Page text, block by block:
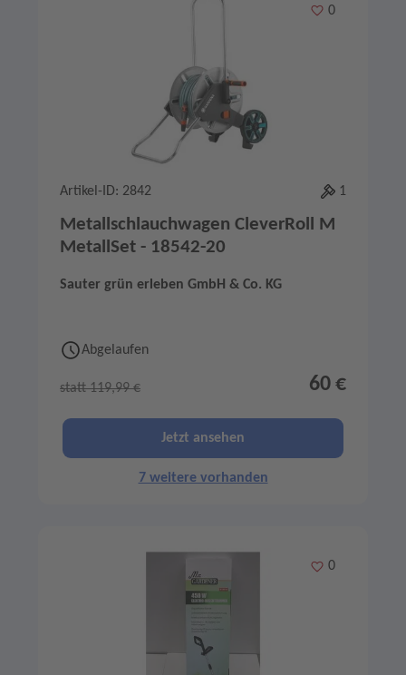
Merken
0
Artikel-ID: 2842 1
Metallschlauchwagen CleverRoll M
MetallSet - 18542-20
Sauter grün erleben GmbH & Co. KG
Abgelaufen
statt 119,99 € 60 €
Jetzt ansehen
7 weitere vorhanden
Merken
0